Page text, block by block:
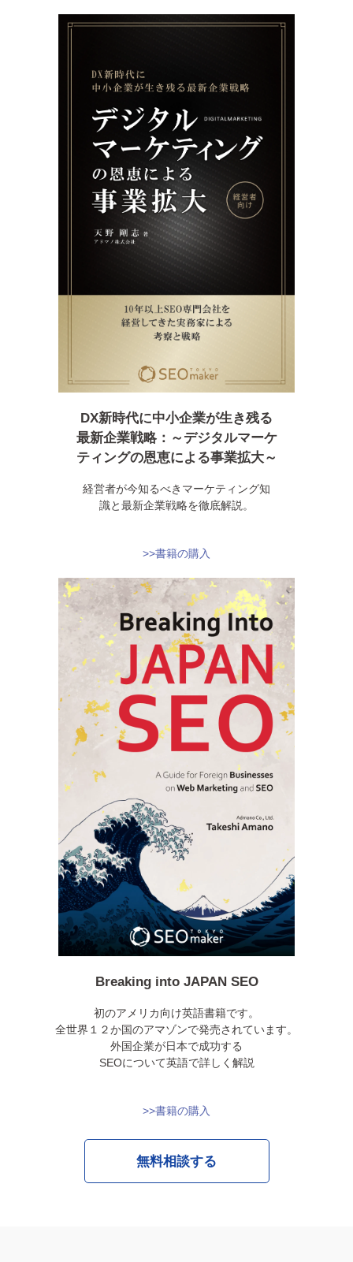
DX新時代に中小企業が生き残る
最新企業戦略：～デジタルマーケ
ティングの恩恵による事業拡大～
経営者が今知るべきマーケティング知
識と最新企業戦略を徹底解説。
>>書籍の購入
Breaking into JAPAN SEO
初のアメリカ向け英語書籍です。
全世界１２か国のアマゾンで発売されています。
外国企業が日本で成功する
SEOについて英語で詳しく解説
>>書籍の購入
無料相談する